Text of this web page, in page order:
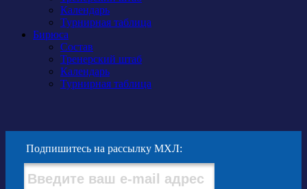
Календарь
Турнирная таблица
Бирюса
Состав
Тренерский штаб
Календарь
Турнирная таблица
Подпишитесь на рассылку МХЛ: